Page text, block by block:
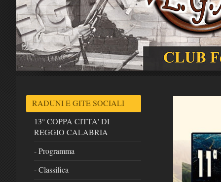
RADUNI E GITE SOCIALI
13° COPPA CITTA' DI
REGGIO CALABRIA
- Programma
- Classifica